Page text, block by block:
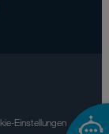
Einstellungen